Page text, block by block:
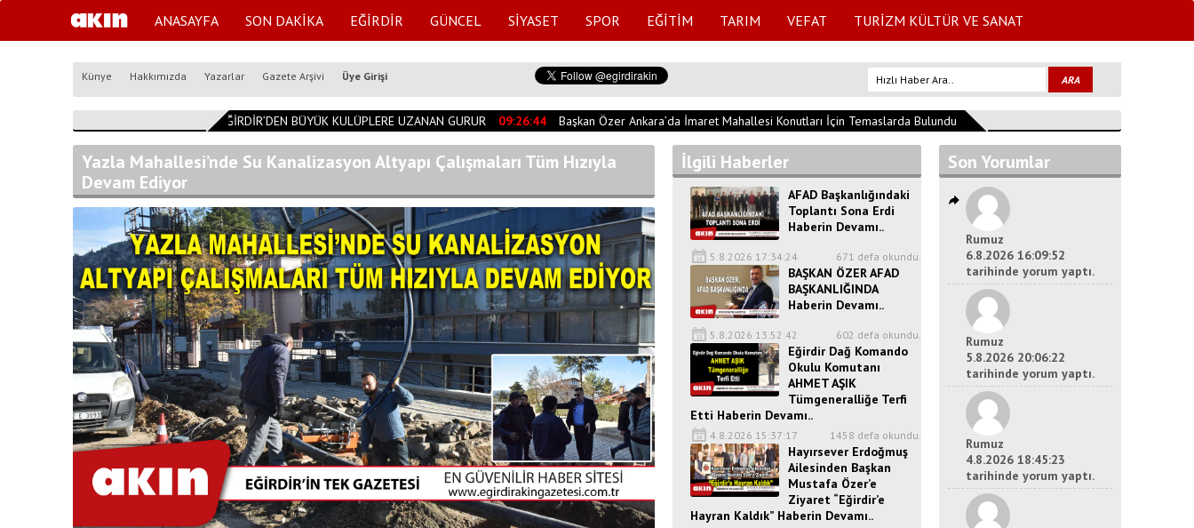
ANASAYFA SON DAKİKA EĞİRDİR GÜNCEL SİYASET SPOR EĞİTİM TARIM VEFAT TURİZM KÜLTÜR VE SANAT
Künye Hakkımızda Yazarlar Gazete Arşivi Üye Girişi
EĞİRDİR’DEN BÜYÜK KULÜPLERE UZANAN GURUR 09:26:44 Başkan Özer Ankara’da İmaret Mahallesi Konutları İçin Temaslarda Bulundu 15:39:42
Yazla Mahallesi’nde Su Kanalizasyon Altyapı Çalışmaları Tüm Hızıyla
Devam Ediyor
İlgili Haberler
AFAD Başkanlığındaki
Toplantı Sona Erdi
Haberin Devamı..
5.8.2026 17:34:24 671 defa okundu.
BAŞKAN ÖZER AFAD
BAŞKANLIĞINDA
Haberin Devamı..
5.8.2026 13:52:42 602 defa okundu.
Eğirdir Dağ Komando
Okulu Komutanı
AHMET AŞIK
Tümgeneralliğe Terfi
Etti Haberin Devamı..
4.8.2026 15:37:17 1458 defa okundu.
Hayırsever Erdoğmuş
Ailesinden Başkan
Mustafa Özer’e
Ziyaret “Eğirdir’e
Hayran Kaldık” Haberin Devamı..
Son Yorumlar
Rumuz
6.8.2026 16:09:52
tarihinde yorum yaptı.
Rumuz
5.8.2026 20:06:22
tarihinde yorum yaptı.
Rumuz
4.8.2026 18:45:23
tarihinde yorum yaptı.